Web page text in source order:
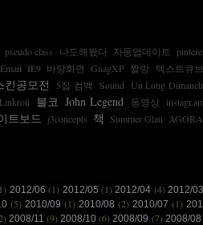
pseudo class 나도해봤다 자동업데이트
Email IE9 바탕화면 GnagXP 짤방 텍스트큐
킨공모전 5집 컴백 Sound
Un Long
Linkroll 블코 John Legend 동영상
트보드 j3concepts 책 Summer Glau AGORA
2012/06(1) 2012/05 (1) 2012/04 (4) 2012/
(5) 2010/09(1) 2010/08(2) 2010/07(1)
2008/11 (9) 2008/10(6) 2008/09 (7) 2008/08